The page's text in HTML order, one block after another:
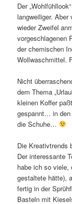
Der
langweiliger.
wieder Zweifel
vorgeschlagenen
der chemischen
Wollwaschmittel.
Nicht
dem Thema
kleinen Koffer
gespannt… in den
die Schuhe…
Die Kreativtrends
Der interessante
habe ich so viele,
gestaltete hätte),
fertig in der
Basteln mit